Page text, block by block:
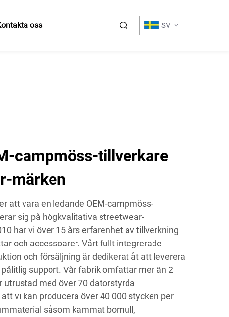
oss SV
campmöss-tillverkare
märken
att vara en ledande OEM-campmöss-
sig på högkvalitativa streetwear-
har vi över 15 års erfarenhet av tillverkning
och accessoarer. Vårt fullt integrerade
och försäljning är dedikerat åt att leverera
support. Vår fabrik omfattar mer än 2
utrustad med över 70 datorstyrda
vi kan producera över 40 000 stycken per
såsom kammat bomull,